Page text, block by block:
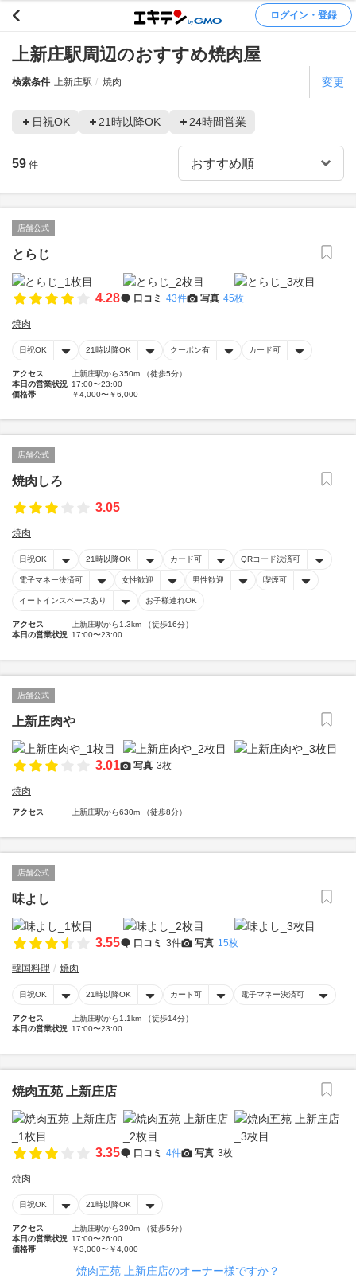
ログイン・登録
上新庄駅周辺のおすすめ焼肉屋
検索条件 上新庄駅 焼肉 変更
日祝OK 21時以降OK 24時間営業
59 件
店舗公式
とらじ
4.28 口コミ 43件 写真 45枚
焼肉
日祝OK 21時以降OK クーポン有 カード可
アクセス
上新庄駅から350m （徒歩5分）
本日の営業状況 17:00〜23:00
価格帯
￥4,000〜￥6,000
店舗公式
焼肉しろ
3.05
焼肉
日祝OK 21時以降OK カード可 QRコード決済可
電子マネー決済可 女性歓迎 男性歓迎 喫煙可
イートインスペースあり お子様連れOK
アクセス
上新庄駅から1.3km （徒歩16分）
本日の営業状況 17:00〜23:00
店舗公式
上新庄肉や
3.01 写真 3枚
焼肉
アクセス 上新庄駅から630m （徒歩8分）
店舗公式
味よし
3.55 口コミ 3件 写真 15枚
韓国料理 焼肉
日祝OK 21時以降OK カード可 電子マネー決済可
アクセス
上新庄駅から1.1km （徒歩14分）
本日の営業状況 17:00〜23:00
焼肉五苑 上新庄店
3.35 口コミ 4件 写真 3枚
焼肉
日祝OK 21時以降OK
アクセス
上新庄駅から390m （徒歩5分）
本日の営業状況 17:00〜26:00
価格帯
￥3,000〜￥4,000
焼肉五苑 上新庄店のオーナー様ですか？